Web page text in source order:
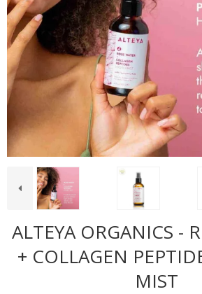
ALTEYA ORGANICS -
+ COLLAGEN
MIST